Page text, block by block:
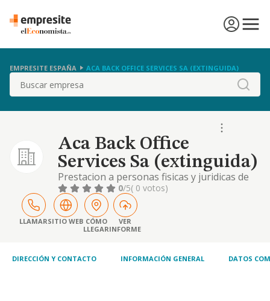
EMPRESITE ESPAÑA ACA BACK OFFICE SERVICES SA (EXTINGUIDA)
Buscar
Aca Back Office
Services Sa (extinguida)
Prestacion a personas fisicas y juridicas de
toda clase, de servicios de gestoria y
asesoria juridica, economica, financiera,
comercial, tecnica, administrativa, laboral y
contable
0/5( 0 votos)
LLAMARSITIO WEB CÓMO
LLEGAR
VER
INFORME
DIRECCIÓN Y CONTACTO INFORMACIÓN GENERAL DATOS